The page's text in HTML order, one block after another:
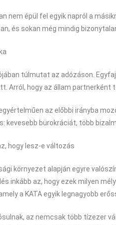
nem épül fel egyik napról a
és sokan még mindig
túlmutat az adózáson.
Arról, hogy az állam partnerként
az előbbi irányba
kevesebb bürokráciát, több
hogy lesz-e változás
környezet alapján egyre
inkább az, hogy ezek milyen
a KATA egyik legnagyobb
az nemcsak több tízezer